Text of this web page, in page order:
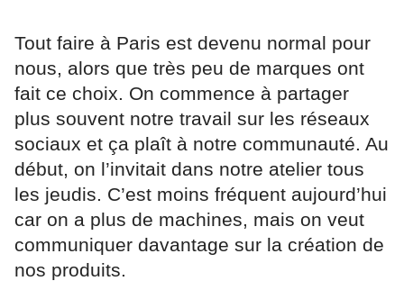
Tout faire à Paris est devenu normal pour
nous, alors que très peu de marques ont
fait ce choix. On commence à partager
plus souvent notre travail sur les réseaux
sociaux et ça plaît à notre communauté. Au
début, on l’invitait dans notre atelier tous
les jeudis. C’est moins fréquent aujourd’hui
car on a plus de machines, mais on veut
communiquer davantage sur la création de
nos produits.